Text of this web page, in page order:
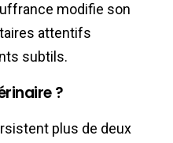
modifie son
attentifs
subtils.
?
plus de deux